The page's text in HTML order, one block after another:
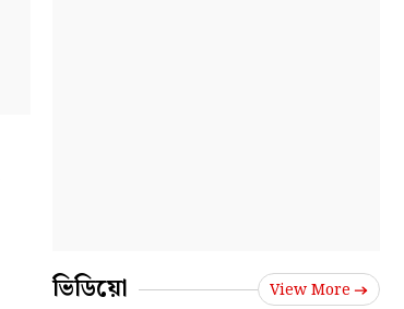
ভিডিয়ো View More